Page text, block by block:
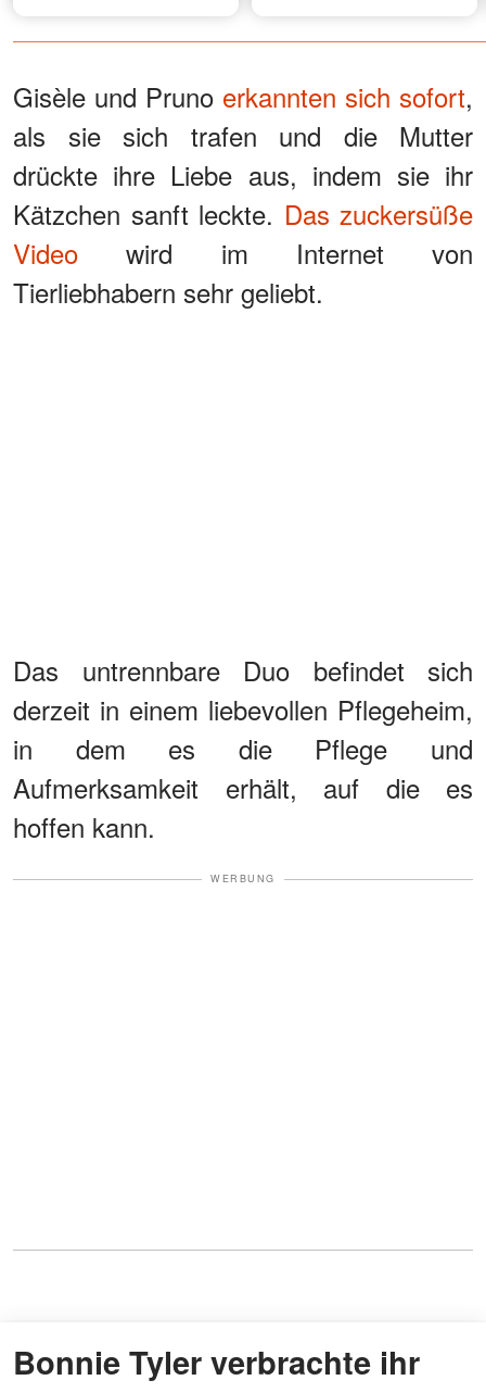
sehen – was sie mir später
ins Ohr flüsterte, ließ mich
Frau besuchten
Gisèle und Pruno erkannten sich sofort,
als sie sich trafen und die Mutter
drückte ihre Liebe aus, indem sie ihr
Kätzchen sanft leckte. Das zuckersüße
Videowird im Internet von
Tierliebhabern sehr geliebt.
Das untrennbare Duo befindet sich
derzeit in einem liebevollen Pflegeheim,
in dem es die Pflege und
Aufmerksamkeit erhält, auf die es
hoffen kann.
WERBUNG
Bonnie Tyler verbrachte ihr